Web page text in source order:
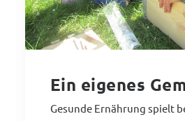
Ein eigenes
Gesunde Ernährung spielt